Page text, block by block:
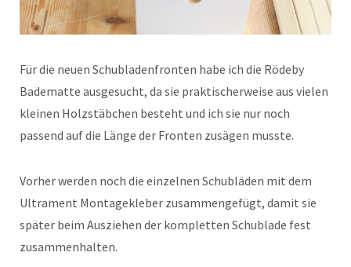
Für die neuen Schubladenfronten habe ich die Rödeby
Badematte ausgesucht, da sie praktischerweise aus vielen
kleinen Holzstäbchen besteht und ich sie nur noch
passend auf die Länge der Fronten zusägen musste.
Vorher werden noch die einzelnen Schubläden mit dem
Ultrament Montagekleber zusammengefügt, damit sie
später beim Ausziehen der kompletten Schublade fest
zusammenhalten.